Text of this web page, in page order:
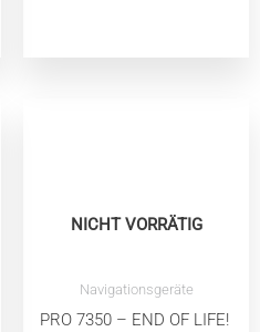
NICHT VORRÄTIG
Navigationsgeräte
PRO 7350 – END OF LIFE!